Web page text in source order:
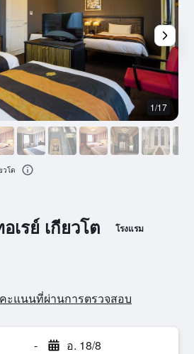
เรย์ เกียวโต โรงแรม
ะแนนที่ผ่านการตรวจสอบ
- อ. 18/8
1/17
วโต